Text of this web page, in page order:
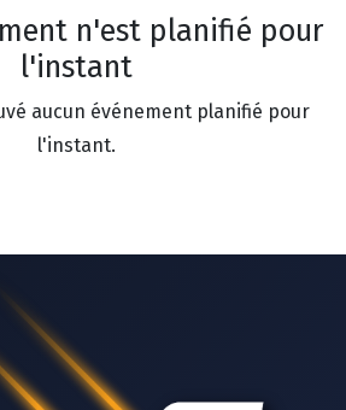
n'est planifié pour
l'instant
aucun événement planifié pour
l'instant.